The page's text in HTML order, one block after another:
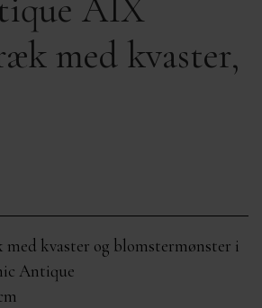
FRA 400,-
med kvaster,
kvaster og blomstermønster i
Antique